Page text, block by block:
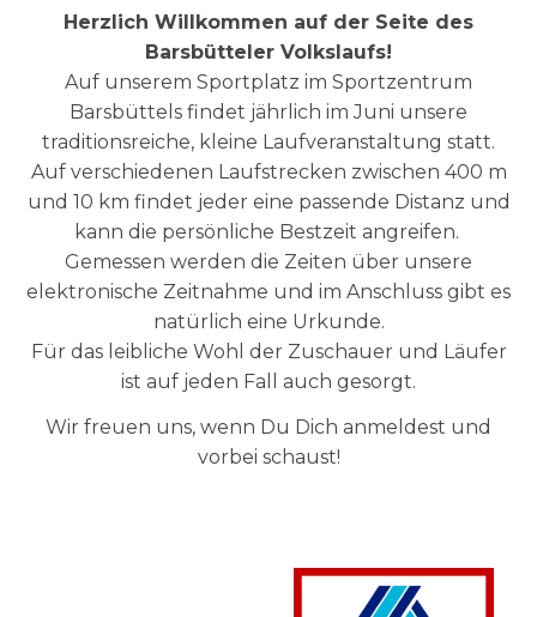
Herzlich Willkommen auf der Seite des
Barsbütteler Volkslaufs!
Auf unserem Sportplatz im Sportzentrum
Barsbüttels findet jährlich im Juni unsere
traditionsreiche, kleine Laufveranstaltung statt.
Auf verschiedenen Laufstrecken zwischen 400 m
und 10 km findet jeder eine passende Distanz und
kann die persönliche Bestzeit angreifen.
Gemessen werden die Zeiten über unsere
elektronische Zeitnahme und im Anschluss gibt es
natürlich eine Urkunde.
Für das leibliche Wohl der Zuschauer und Läufer
ist auf jeden Fall auch gesorgt.
Wir freuen uns, wenn Du Dich anmeldest und
vorbei schaust!